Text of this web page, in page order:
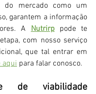
do mercado como um
garantem a informação
A Nutrirp pode te
com nosso serviço
que tal entrar em
aqui para falar conosco.
de viabilidade